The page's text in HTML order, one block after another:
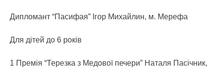
Дипломант “Пасифая” Ігор Михайлин, м. Мерефа
Для дітей до 6 років
1 Премія “Терезка з Медової печери” Наталя Пасічник,